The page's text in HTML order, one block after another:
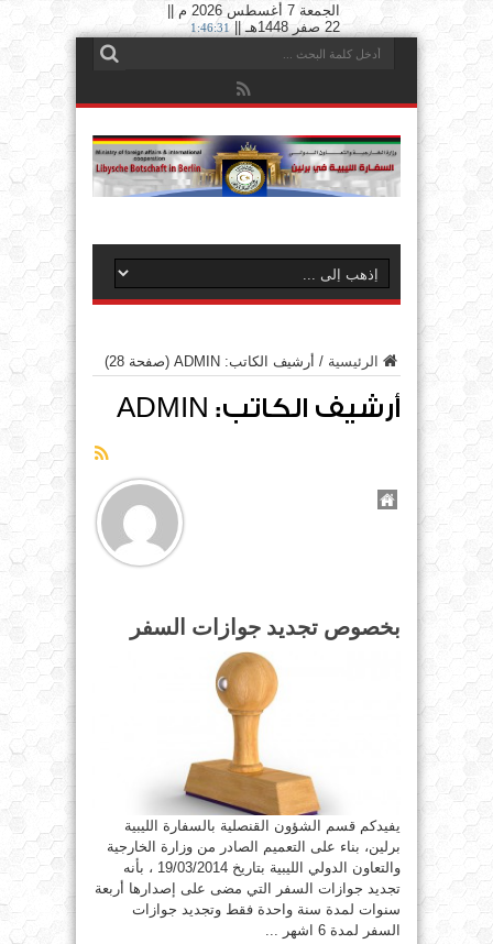
الجمعة 7 أغسطس 2026 م ||
22 صفر 1448هـ ||
1:46:32
الرئيسية / أرشيف الكاتب: ADMIN (صفحة 28)
أرشيف الكاتب: ADMIN
بخصوص تجديد جوازات السفر
يفيدكم قسم الشؤون القنصلية بالسفارة الليبية
برلين، بناء على التعميم الصادر من وزارة الخارجية
والتعاون الدولي الليبية بتاريخ 19/03/2014 ، بأنه
تجديد جوازات السفر التي مضى على إصدارها أربعة
سنوات لمدة سنة واحدة فقط وتجديد جوازات
السفر لمدة 6 اشهر ...